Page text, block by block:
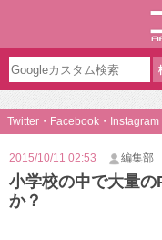
Twitter・Facebook・Instagram
2015/10/11 02:53 編集部
小学校の中で大量
か？